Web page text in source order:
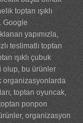
toptan ışıklı
Google
yapımızla,
teslimatlı toptan
ışıklı çubuk
olup, bu ürünler
organizasyonlarda
toptan oyuncak,
ponpon
organizasyon